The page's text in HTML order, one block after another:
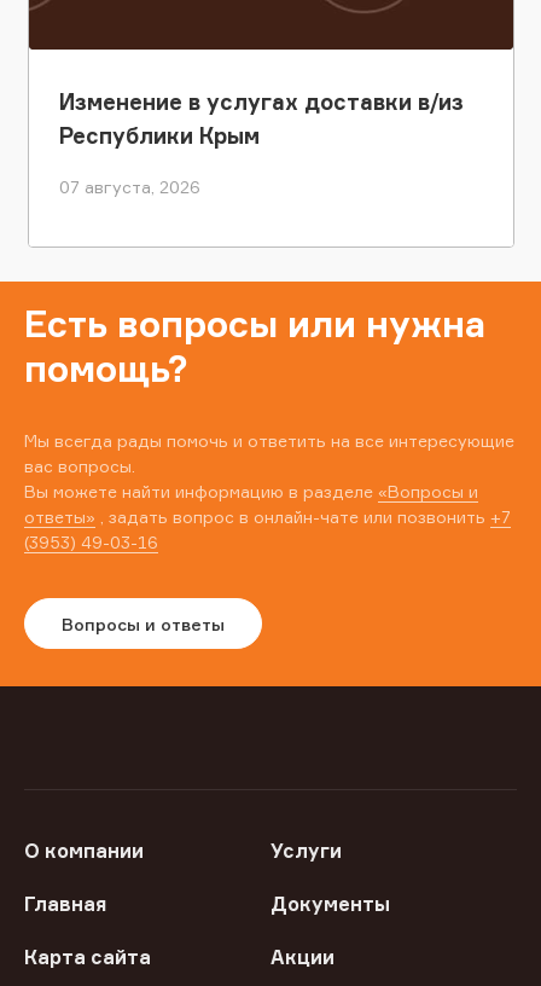
Изменение в услугах доставки в/из
Республики Крым
07 августа, 2026
Есть вопросы или нужна
помощь?
Мы всегда рады помочь и ответить на все интересующие
вас вопросы.
Вы можете найти информацию в разделе «Вопросы и
ответы» , задать вопрос в онлайн-чате или позвонить +7
(3953) 49-03-16
Вопросы и ответы
О компании Услуги
Главная Документы
Карта сайта Акции